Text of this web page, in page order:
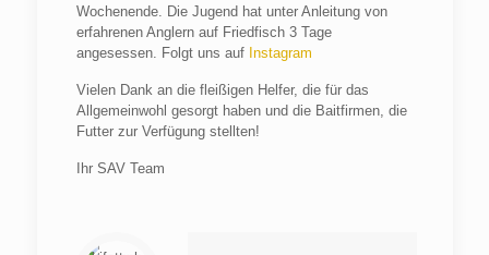
Wochenende. Die Jugend hat unter Anleitung von
erfahrenen Anglern auf Friedfisch 3 Tage
angesessen. Folgt uns auf Instagram
Vielen Dank an die fleißigen Helfer, die für das
Allgemeinwohl gesorgt haben und die Baitfirmen, die
Futter zur Verfügung stellten!
Ihr SAV Team